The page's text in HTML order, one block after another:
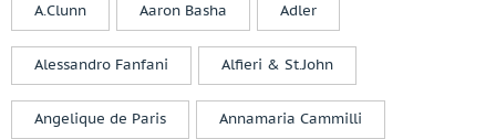
A.Clunn Aaron Basha Adler
Alessandro Fanfani Alfieri & St.John
Angelique de Paris Annamaria Cammilli